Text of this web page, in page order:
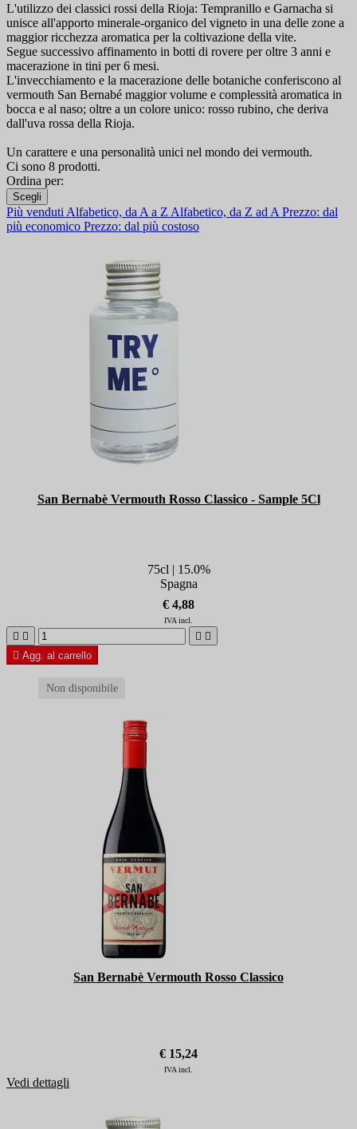
L'utilizzo dei classici rossi della Rioja: Tempranillo e Garnacha si
unisce all'apporto minerale-organico del vigneto in una delle zone a
maggior ricchezza aromatica per la coltivazione della vite.
Segue successivo affinamento in botti di rovere per oltre 3 anni e
macerazione in tini per 6 mesi.
L'invecchiamento e la macerazione delle botaniche conferiscono al
vermouth San Bernabé maggior volume e complessità aromatica in
bocca e al naso; oltre a un colore unico: rosso rubino, che deriva
dall'uva rossa della Rioja.
Un carattere e una personalità unici nel mondo dei vermouth.
Ci sono 8 prodotti.
Ordina per:
Scegli
Più venduti Alfabetico, da A a Z Alfabetico, da Z ad A Prezzo: dal
più economico Prezzo: dal più costoso
San Bernabè Vermouth Rosso Classico - Sample 5Cl
75cl | 15.0%
Spagna
€ 4,88
IVA incl.
   
 Agg. al carrello
Non disponibile
San Bernabè Vermouth Rosso Classico
€ 15,24
IVA incl.
Vedi dettagli